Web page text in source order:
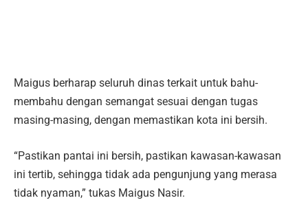
Maigus berharap seluruh dinas terkait untuk bahu-
membahu dengan semangat sesuai dengan tugas
masing-masing, dengan memastikan kota ini bersih.
“Pastikan pantai ini bersih, pastikan kawasan-kawasan
ini tertib, sehingga tidak ada pengunjung yang merasa
tidak nyaman,” tukas Maigus Nasir.